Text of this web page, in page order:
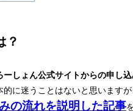
？
ーしょん公式サイトからの申し
に迷うことはないと思います
の流れを説明した記事